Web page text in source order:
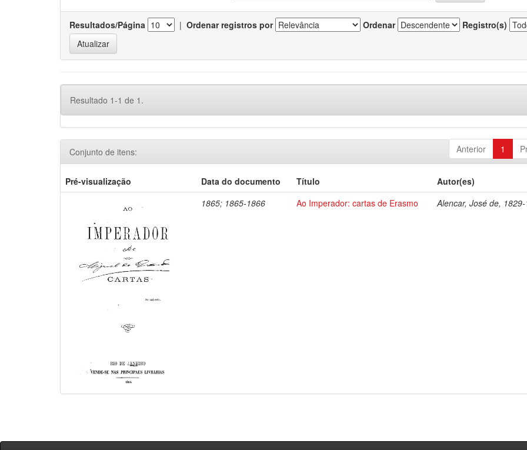
Resultados/Página | Ordenar registros por Ordenar Registro(s)
Resultado 1-1 de 1.
Anterior 1
Conjunto de itens:
Pré-visualização Data do documento Título
Autor(es)
1865; 1865-1866
Ao Imperador: cartas de Erasmo Alencar, José de,